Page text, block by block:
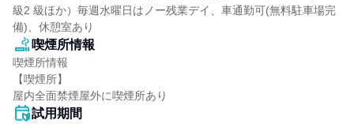
級2 級ほか）毎週水曜日はノー残業デイ、車通勤可(無料駐車場完
備)、休憩室あり
喫煙所情報
喫煙所情報
【喫煙所】
屋内全面禁煙屋外に喫煙所あり
試用期間